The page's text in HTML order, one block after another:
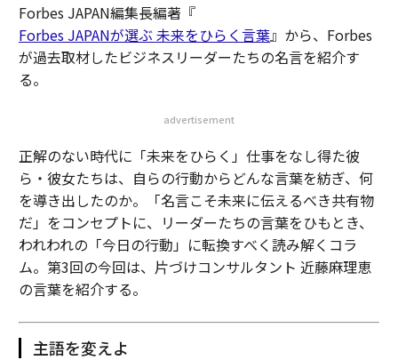
Forbes JAPAN編集長編著『
Forbes JAPANが選ぶ 未来をひらく言葉』から、Forbes
が過去取材したビジネスリーダーたちの名言を紹介す
る。
advertisement
正解のない時代に「未来をひらく」仕事をなし得た彼
ら・彼女たちは、自らの行動からどんな言葉を紡ぎ、何
を導き出したのか。「名言こそ未来に伝えるべき共有物
だ」をコンセプトに、リーダーたちの言葉をひもとき、
われわれの「今日の行動」に転換すべく読み解くコラ
ム。第3回の今回は、片づけコンサルタント 近藤麻理恵
の言葉を紹介する。
主語を変えよ